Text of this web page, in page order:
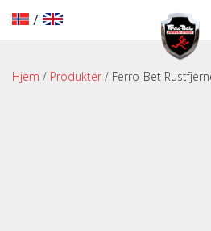
/
Hjem / Produkter / Ferro-Bet